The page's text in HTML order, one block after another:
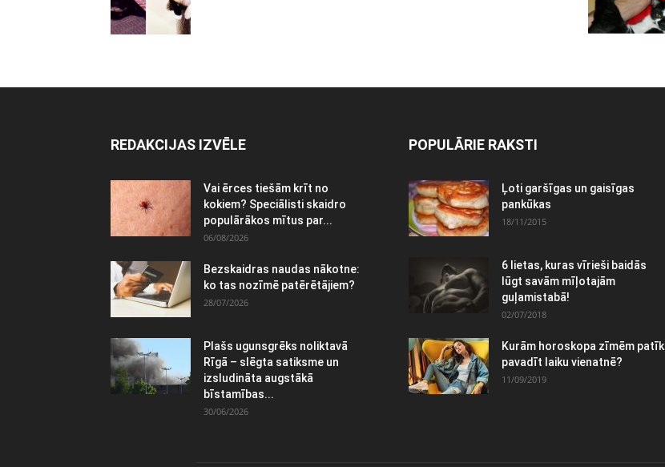
REDAKCIJAS IZVĒLE
Vai ērces tiešām krīt no
kokiem? Speciālisti skaidro
populārākos mītus par...
06/08/2026
Bezskaidras naudas nākotne:
ko tas nozīmē patērētājiem?
28/07/2026
Plašs ugunsgrēks noliktavā
Rīgā – slēgta satiksme un
izsludināta augstākā
bīstamības...
30/06/2026
POPULĀRIE RAKSTI
Ļoti garšīgas un gaisīgas
pankūkas
18/11/2015
6 lietas, kuras vīrieši baidās
lūgt savām mīļotajām
guļamistabā!
02/07/2018
Kurām horoskopa zīmēm patīk
pavadīt laiku vienatnē?
11/09/2019